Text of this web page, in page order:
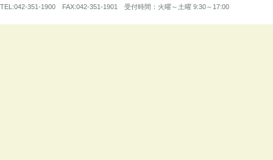
TEL:042-351-1900 FAX:042-351-1901 受付時間：火曜～土曜 9:30～17:00